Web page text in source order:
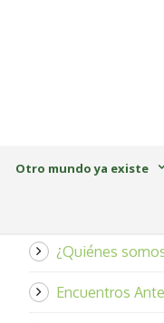
Otro mundo ya existe
¿Quiénes
Encuentros